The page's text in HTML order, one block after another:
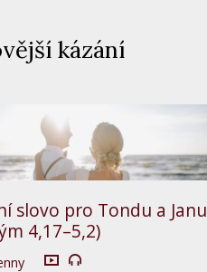
kázání
slovo pro Tondu a Janu
4,17–5,2)